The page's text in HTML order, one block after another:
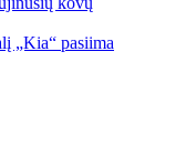
„Kia“ pasiima